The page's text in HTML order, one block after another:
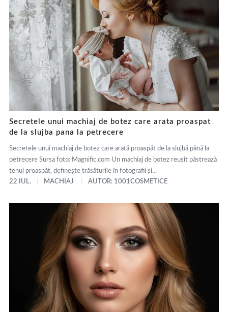
Secretele unui machiaj de botez care arata proaspat
de la slujba pana la petrecere
Secretele unui machiaj de botez care arată proaspăt de la slujbă până la
petrecere Sursa foto: Magnific.com Un machiaj de botez reușit păstrează
tenul proaspăt, definește trăsăturile în fotografii și...
22 IUL.
MACHIAJ AUTOR: 1001COSMETICE